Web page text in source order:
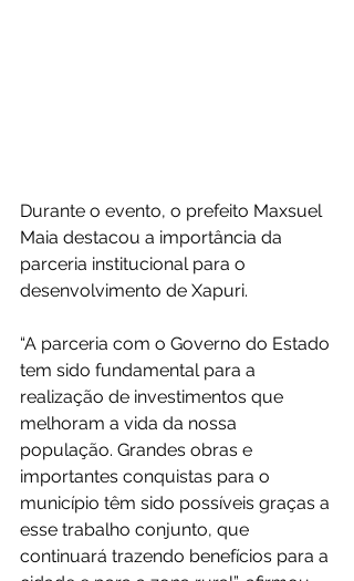
Durante o evento, o prefeito Maxsuel
Maia destacou a importância da
parceria institucional para o
desenvolvimento de Xapuri.
“A parceria com o Governo do Estado
tem sido fundamental para a
realização de investimentos que
melhoram a vida da nossa
população. Grandes obras e
importantes conquistas para o
município têm sido possíveis graças a
esse trabalho conjunto, que
continuará trazendo benefícios para a